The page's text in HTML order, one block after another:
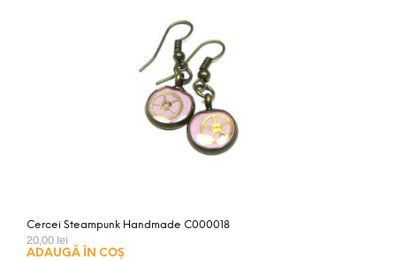
Cercei Steampunk Handmade C000018
20,00 lei
ADAUGĂ ÎN COȘ